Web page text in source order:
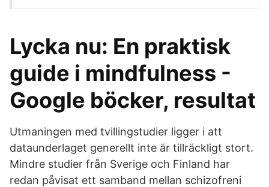
Lycka nu: En praktisk
guide i mindfulness -
Google böcker, resultat
Utmaningen med tvillingstudier ligger i att
dataunderlaget generellt inte är tillräckligt stort.
Mindre studier från Sverige och Finland har
redan påvisat ett samband mellan schizofreni